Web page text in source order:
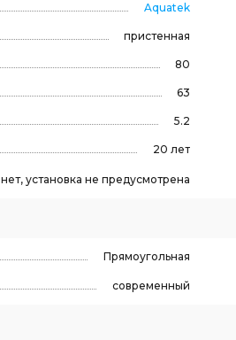
Aquatek
пристенная
80
63
5.2
20 лет
нет, установка не предусмотрена
Прямоугольная
современный